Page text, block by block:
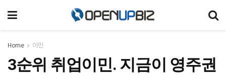
Home 이민
3순위 취업이민. 지금이 영주권